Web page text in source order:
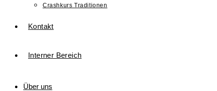
Crashkurs Traditionen
Kontakt
Interner Bereich
Über uns